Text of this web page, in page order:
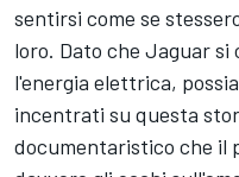
sentirsi come se
loro. Dato che Jaguar
l'energia elettrica,
incentrati su questa
documentaristico che il